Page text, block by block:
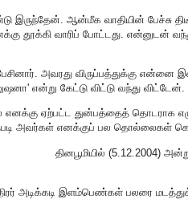
இருந்தேன். ஆன்மீக வாதியின் பேச்சு
தூக்கி வாரிப் போட்டது. என்னுடன்
அவரது விருப்பத்துக்கு என்னை
என்று கேட்டு விட்டு வந்து விட்டேன்.
எனக்கு ஏற்பட்ட துன்பத்தைத் தொடராக
அவர்கள் எனக்குப் பல தொல்லைகள்
தினபூமியில் (5.12.2004)
அடிக்கடி இளம்பெண்கள் பலரை